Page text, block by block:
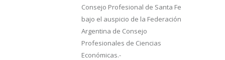
Consejo Profesional de Santa Fe
bajo el auspicio de la Federación
Argentina de Consejo
Profesionales de Ciencias
Económicas.-